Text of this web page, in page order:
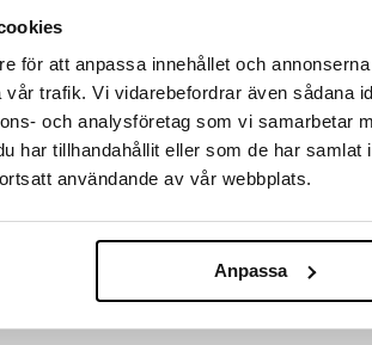
för att anpassa innehållet och
trafik. Vi vidarebefordrar även sådana
och analysföretag som vi samarbetar
har tillhandahållit eller som de har
användande av vår webbplats.
Anpassa
keittiöön. Jauha suolaa ja mustapippuria
saadaksesi parhaan maun.